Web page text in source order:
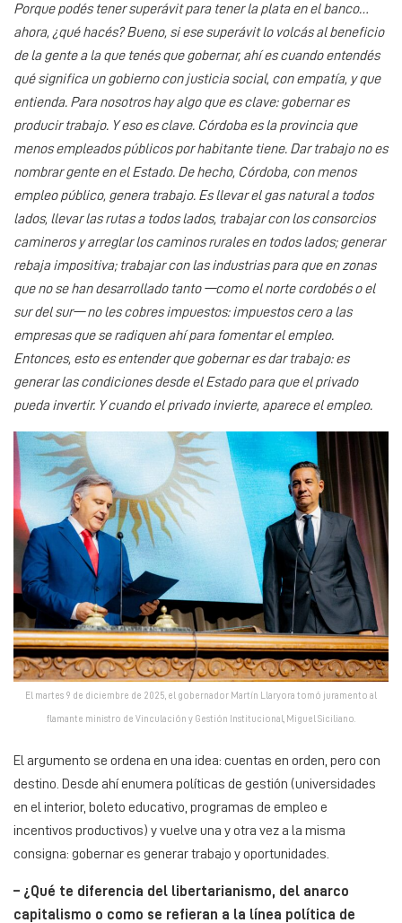
Porque podés tener superávit para tener la plata en el banco…
ahora, ¿qué hacés? Bueno, si ese superávit lo volcás al beneficio
de la gente a la que tenés que gobernar, ahí es cuando entendés
qué significa un gobierno con justicia social, con empatía, y que
entienda. Para nosotros hay algo que es clave: gobernar es
producir trabajo. Y eso es clave. Córdoba es la provincia que
menos empleados públicos por habitante tiene. Dar trabajo no es
nombrar gente en el Estado. De hecho, Córdoba, con menos
empleo público, genera trabajo. Es llevar el gas natural a todos
lados, llevar las rutas a todos lados, trabajar con los consorcios
camineros y arreglar los caminos rurales en todos lados; generar
rebaja impositiva; trabajar con las industrias para que en zonas
que no se han desarrollado tanto —como el norte cordobés o el
sur del sur— no les cobres impuestos: impuestos cero a las
empresas que se radiquen ahí para fomentar el empleo.
Entonces, esto es entender que gobernar es dar trabajo: es
generar las condiciones desde el Estado para que el privado
pueda invertir. Y cuando el privado invierte, aparece el empleo.
El martes 9 de diciembre de 2025, el gobernador Martín Llaryora tomó juramento al
flamante ministro de Vinculación y Gestión Institucional, Miguel Siciliano.
El argumento se ordena en una idea: cuentas en orden, pero con
destino. Desde ahí enumera políticas de gestión (universidades
en el interior, boleto educativo, programas de empleo e
incentivos productivos) y vuelve una y otra vez a la misma
consigna: gobernar es generar trabajo y oportunidades.
– ¿Qué te diferencia del libertarianismo, del anarco
capitalismo o como se refieran a la línea política de